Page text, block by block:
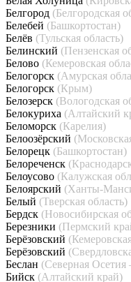
Белгород (Белгородская
Белебей (Башкортостан)
Белёв (Тульская область)
Белинский (Пензенская
Белово (Кемеровская
Белогорск (Амурская
Белогорск (Крым)
Белозерск (Вологодская
Белокуриха (Алтайский
Беломорск (Карелия)
Белоозёрский
Белорецк (Башкортостан)
Белореченск
Белоусово (Калужская
Белоярский (Ханты-
Белый (Тверская область)
Бердск (Новосибирская
Березники (Пермский
Берёзовский
Берёзовский
Беслан (Северная
Бийск (Алтайский край)